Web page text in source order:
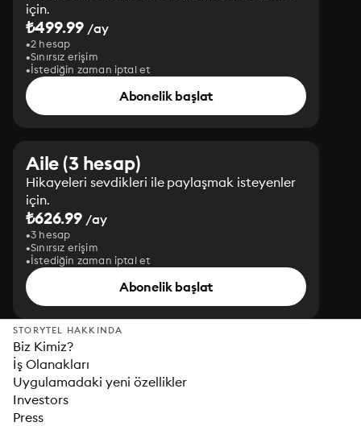
için.
₺499.99 /ay
2 hesap
Sınırsız erişim
İstediğin zaman iptal et
Abonelik başlat
Aile (3 hesap)
Hikayeleri sevdikleri ile paylaşmak isteyenler
için.
₺626.99 /ay
3 hesap
Sınırsız erişim
İstediğin zaman iptal et
Abonelik başlat
STORYTEL HAKKINDA
Biz Kimiz?
İş Olanakları
Uygulamadaki yeni özellikler
Investors
Press